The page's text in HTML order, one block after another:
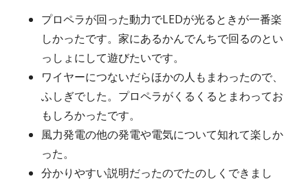
プロペラが回った動力でLEDが光るときが一番楽
しかったです。家にあるかんでんちで回るのとい
っしょにして遊びたいです。
ワイヤーにつないだらほかの人もまわったので、
ふしぎでした。プロペラがくるくるとまわってお
もしろかったです。
風力発電の他の発電や電気について知れて楽しか
った。
分かりやすい説明だったのでたのしくできまし